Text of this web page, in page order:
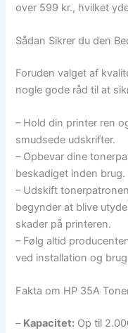
over 599 kr., hvilket
Sådan Sikrer du den
Foruden valget af
nogle gode råd til at
– Hold din printer ren
smudsede udskrifter.
– Opbevar dine
beskadiget inden brug.
– Udskift
begynder at blive
skader på printeren.
– Følg altid
ved installation og
Fakta om HP 35A
– Kapacitet: Op til